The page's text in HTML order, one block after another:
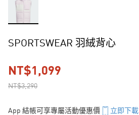
SPORTSWEAR 羽絨背心
NT$3,290
NT$1,099
App 結帳可享專屬活動優惠價 立即下載